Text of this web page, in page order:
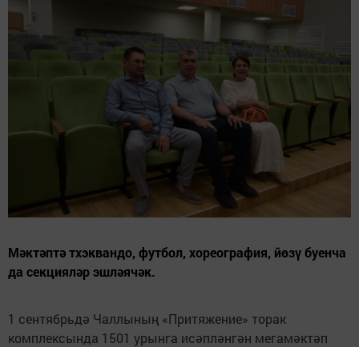
Мәктәптә тхэквандо, футбол, хореография, йөзү буенча
да секцияләр эшләячәк.
1 сентябрьдә Чаллының «Притяжение» торак
комплексында 1501 урынга исәпләнгән мегамәктәп